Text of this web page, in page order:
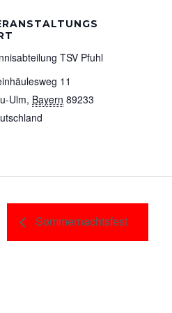
TSV Pfuhl
11
Ulm, Bayern 89233
Sommernachtsfest